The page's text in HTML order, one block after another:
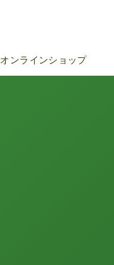
オンラインショップ